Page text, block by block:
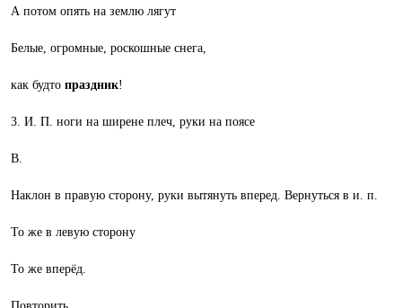
А потом опять на землю лягут
Белые, огромные, роскошные снега,
как будто праздник!
3. И. П. ноги на ширене плеч, руки на поясе
В.
Наклон в правую сторону, руки вытянуть вперед. Вернуться в и. п.
То же в левую сторону
То же вперёд.